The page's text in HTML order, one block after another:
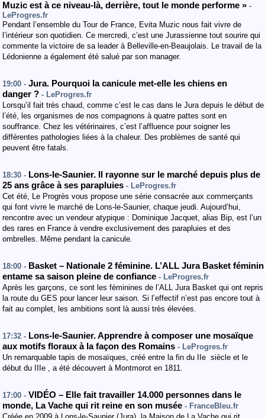
Muzic est à ce niveau-là, derrière, tout le monde performe » -
LeProgres.fr
Pendant l’ensemble du Tour de France, Evita Muzic nous fait vivre de
l’intérieur son quotidien. Ce mercredi, c’est une Jurassienne tout sourire qui
commente la victoire de sa leader à Belleville-en-Beaujolais. Le travail de la
Lédonienne a également été salué par son manager.
19:00 - Jura. Pourquoi la canicule met-elle les chiens en
danger ? - LeProgres.fr
Lorsqu’il fait très chaud, comme c’est le cas dans le Jura depuis le début de
l’été, les organismes de nos compagnons à quatre pattes sont en
souffrance. Chez les vétérinaires, c’est l’affluence pour soigner les
différentes pathologies liées à la chaleur. Des problèmes de santé qui
peuvent être fatals.
18:30 - Lons-le-Saunier. Il rayonne sur le marché depuis plus de
25 ans grâce à ses parapluies - LeProgres.fr
Cet été, Le Progrès vous propose une série consacrée aux commerçants
qui font vivre le marché de Lons-le-Saunier, chaque jeudi. Aujourd’hui,
rencontre avec un vendeur atypique : Dominique Jacquet, alias Bip, est l’un
des rares en France à vendre exclusivement des parapluies et des
ombrelles. Même pendant la canicule.
18:00 - Basket – Nationale 2 féminine. L’ALL Jura Basket féminin
entame sa saison pleine de confiance - LeProgres.fr
Après les garçons, ce sont les féminines de l’ALL Jura Basket qui ont repris
la route du GES pour lancer leur saison. Si l’effectif n’est pas encore tout à
fait au complet, les ambitions sont là aussi très élevées.
17:32 - Lons-le-Saunier. Apprendre à composer une mosaïque
aux motifs floraux à la façon des Romains - LeProgres.fr
Un remarquable tapis de mosaïques, créé entre la fin du IIe siècle et le
début du IIIe , a été découvert à Montmorot en 1811.
17:00 - VIDÉO – Elle fait travailler 14.000 personnes dans le
monde, La Vache qui rit reine en son musée - FranceBleu.fr